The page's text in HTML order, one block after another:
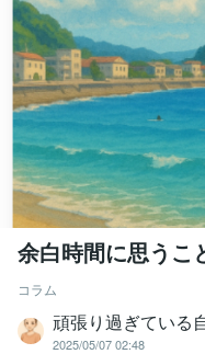
余白時間に思うこ
コラム
頑張り過ぎている
2025/05/07 02:48